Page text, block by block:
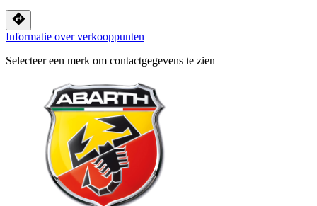
Informatie over verkooppunten
Selecteer een merk om contactgegevens te zien